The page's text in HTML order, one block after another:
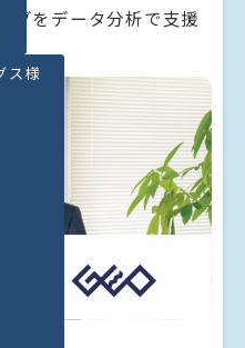
グをデータ分析で支援
ス様